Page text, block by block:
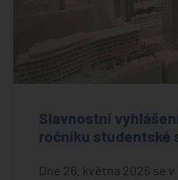
Slavnostní
ročníku studentské
Dne 26. května 2026 se